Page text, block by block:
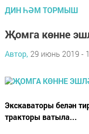
ДИН ҺӘМ ТОРМЫШ
Җомга көнне
Автор, 29 июнь 2019 -
Экскаваторы белән
тракторы ватыла...